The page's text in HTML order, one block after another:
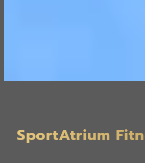
SportAtrium